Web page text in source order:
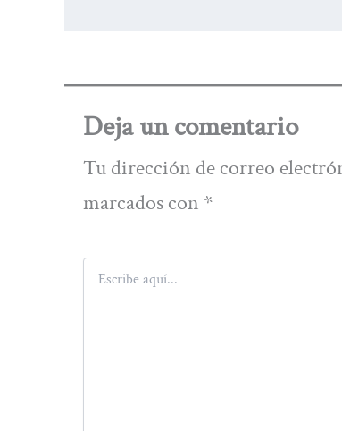
Deja un comentario
Tu dirección de correo
marcados con *
Escribe
aquí...